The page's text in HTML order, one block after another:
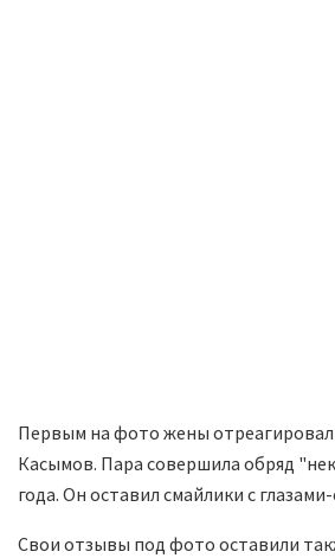
Первым на фото жены
Касымов. Пара совершила обряд
года. Он оставил смайлики с
Свои отзывы под фото оставили